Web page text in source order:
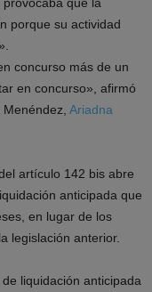
porque su actividad
concurso más de un
en concurso», afirmó
Ariadna
artículo 142 bis abre
anticipada que
en lugar de los
legislación anterior.
liquidación anticipada